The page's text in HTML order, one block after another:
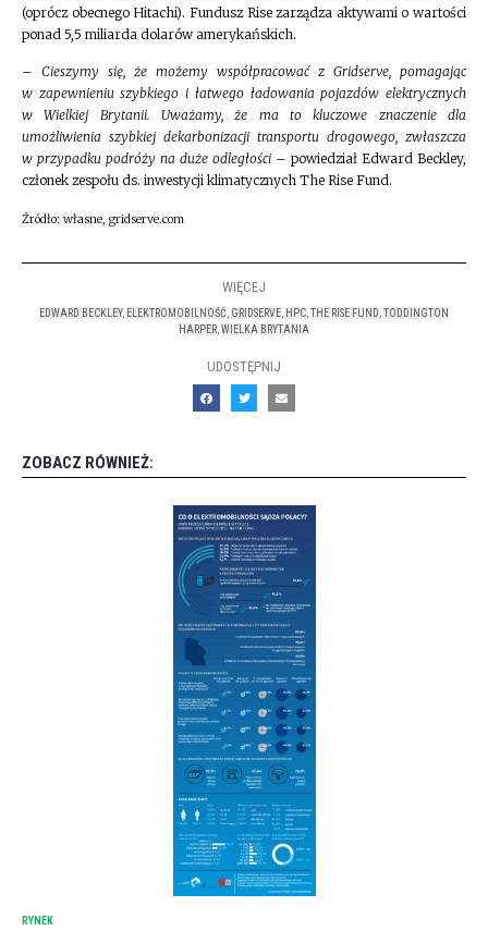
(oprócz obecnego Hitachi). Fundusz Rise zarządza aktywami o wartości
ponad 5,5 miliarda dolarów amerykańskich.
– Cieszymy się, że możemy współpracować z Gridserve, pomagając
w zapewnieniu szybkiego i łatwego ładowania pojazdów elektrycznych
w Wielkiej Brytanii. Uważamy, że ma to kluczowe znaczenie dla
umożliwienia szybkiej dekarbonizacji transportu drogowego, zwłaszcza
w przypadku podróży na duże odległości – powiedział Edward Beckley,
członek zespołu ds. inwestycji klimatycznych The Rise Fund.
Źródło: własne, gridserve.com
WIĘCEJ
EDWARD BECKLEY, ELEKTROMOBILNOŚĆ GRIDSERVE HPC THE RISE FUND TODDINGTON
HARPER WIELKA BRYTANIA
UDOSTĘPNIJ
ZOBACZ RÓWNIEŻ:
RYNEK